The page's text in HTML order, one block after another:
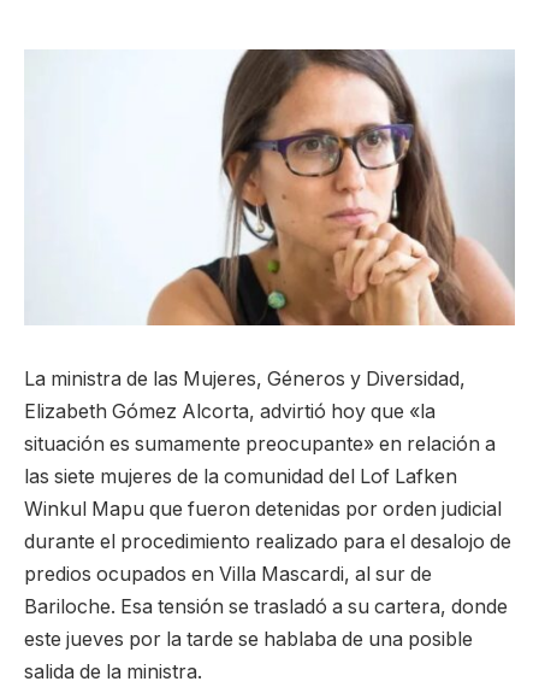
La ministra de las Mujeres, Géneros y Diversidad,
Elizabeth Gómez Alcorta, advirtió hoy que «la
situación es sumamente preocupante» en relación a
las siete mujeres de la comunidad del Lof Lafken
Winkul Mapu que fueron detenidas por orden judicial
durante el procedimiento realizado para el desalojo de
predios ocupados en Villa Mascardi, al sur de
Bariloche. Esa tensión se trasladó a su cartera, donde
este jueves por la tarde se hablaba de una posible
salida de la ministra.